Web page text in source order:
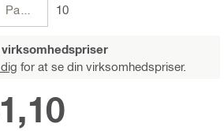
10
for at se din virksomhedspriser.